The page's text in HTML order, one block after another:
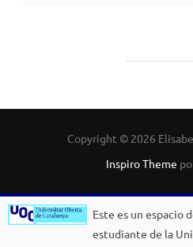
Copyright © 2026
Inspiro Theme
Este es un espacio
estudiante de la